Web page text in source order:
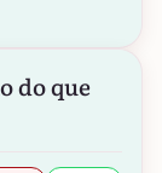
do que